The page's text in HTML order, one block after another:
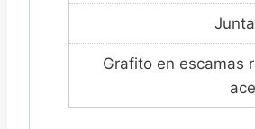
Grafito en escamas